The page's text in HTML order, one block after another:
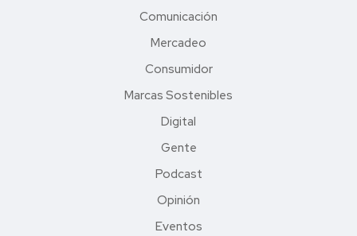
Comunicación
Mercadeo
Consumidor
Marcas Sostenibles
Digital
Gente
Podcast
Opinión
Eventos